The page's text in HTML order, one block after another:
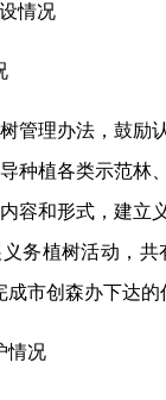
情况
管理办法，鼓励
种植各类示范林
容和形式，建立
务植树活动，共
市创森办下达的
情况